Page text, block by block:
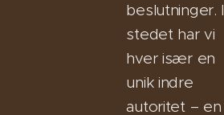
beslutninger. I
stedet har vi
hver især en
unik indre
autoritet – en